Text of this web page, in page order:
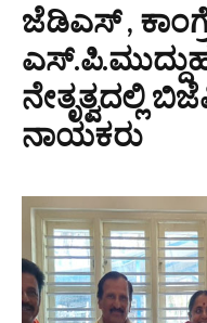
ಜೆಡಿಎಸ್ ,
ನೇತೃತ್ವದಲ್ಲಿ
ನಾಯಕರು